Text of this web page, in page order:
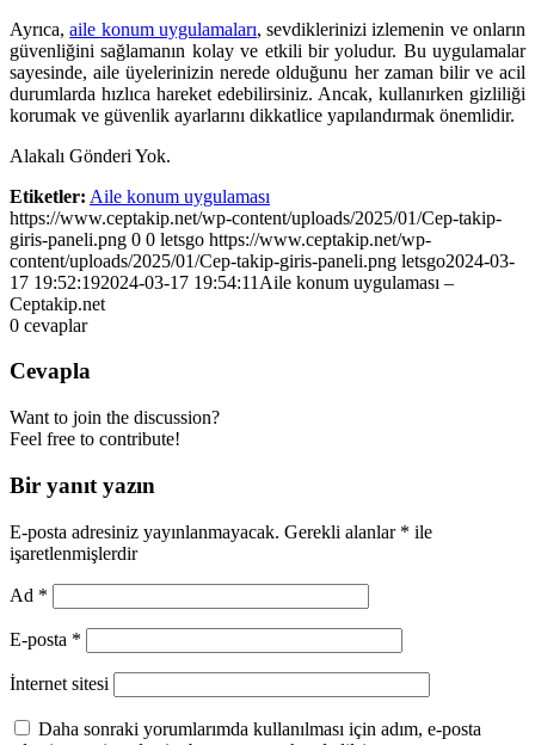
Ayrıca,aile konum uygulamaları, sevdiklerinizi izlemenin ve onların
güvenliğini sağlamanın kolay ve etkili bir yoludur. Bu uygulamalar
sayesinde, aile üyelerinizin nerede olduğunu her zaman bilir ve acil
durumlarda hızlıca hareket edebilirsiniz. Ancak, kullanırken gizliliği
korumak ve güvenlik ayarlarını dikkatlice yapılandırmak önemlidir.
Alakalı Gönderi Yok.
Etiketler: Aile konum uygulaması
https://www.ceptakip.net/wp-content/uploads/2025/01/Cep-takip-
giris-paneli.png 0 0 letsgo https://www.ceptakip.net/wp-
content/uploads/2025/01/Cep-takip-giris-paneli.png letsgo2024-03-
17 19:52:192024-03-17 19:54:11 Aile konum uygulaması –
Ceptakip.net
0 cevaplar
Cevapla
Want to join the discussion?
Feel free to contribute!
Bir yanıt yazın
E-posta adresiniz yayınlanmayacak. Gerekli alanlar * ile
işaretlenmişlerdir
Ad *
E-posta *
İnternet sitesi
Daha sonraki yorumlarımda kullanılması için adım, e-posta